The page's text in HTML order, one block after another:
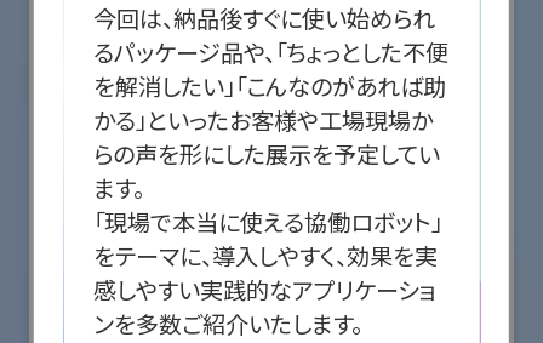
今回は、納品後すぐに使い始められ
るパッケージ品や、「ちょっとした不便
を解消したい」「こんなのがあれば助
かる」といったお客様や工場現場か
らの声を形にした展示を予定してい
ます。
「現場で本当に使える協働ロボット」
をテーマに、導入しやすく、効果を実
感しやすい実践的なアプリケーショ
ンを多数ご紹介いたします。
株式会社クリエイティブテクノロジー
国際ロボット展